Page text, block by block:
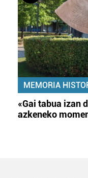
MEMORIA
«Gai tabua izan
azkeneko